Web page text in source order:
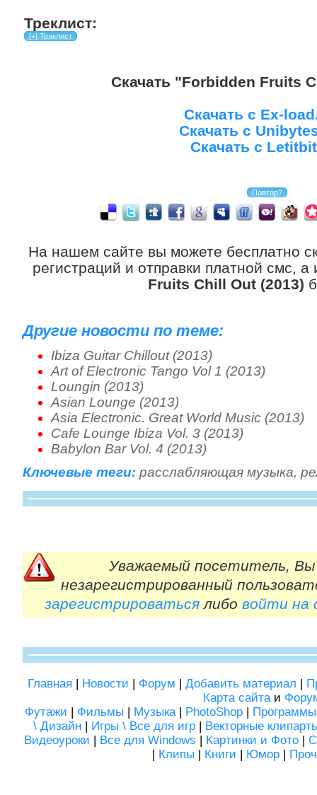
Треклист:
Скачать "Forbidden Fruits
Скачать с Ex-
Скачать с
Скачать с
На нашем сайте вы можете бесплатно
регистраций и отправки платной смс,
Fruits Chill Out (2013)
Другие новости по теме:
Ibiza Guitar Chillout (2013)
Art of Electronic Tango Vol 1 (2013)
Loungin (2013)
Asian Lounge (2013)
Asia Electronic. Great World Music (2013)
Cafe Lounge Ibiza Vol. 3 (2013)
Babylon Bar Vol. 4 (2013)
Ключевые теги: расслабляющая музыка,
Уважаемый посетитель, Вы
незарегистрированный
зарегистрироватьсялибо войти на
Главная | Новости | Форум | Добавить материал |
Карта сайтаи
Футажи | Фильмы | Музыка| PhotoShop | Программы
\ Дизайн | Игры \ Все для игр | Векторные
Видеоуроки | Все для Windows | Картинки и Фото|
| Клипы | Книги | Юмор |